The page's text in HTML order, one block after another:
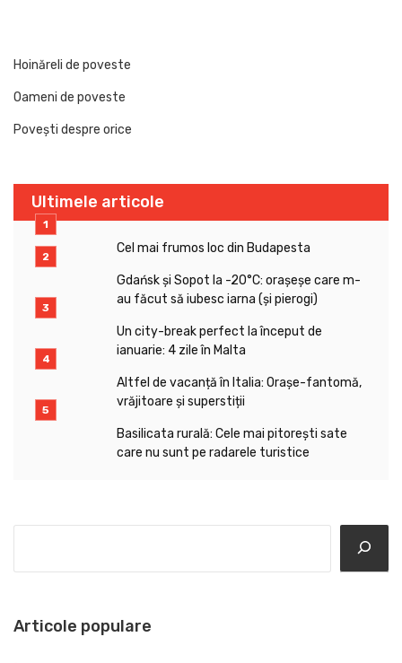
Hoinăreli de poveste
Oameni de poveste
Povești despre orice
Ultimele articole
Cel mai frumos loc din Budapesta
Gdańsk și Sopot la -20°C: orașeșe care m-
au făcut să iubesc iarna (și pierogi)
Un city-break perfect la început de
ianuarie: 4 zile în Malta
Altfel de vacanță în Italia: Orașe-fantomă,
vrăjitoare și superstiții
Basilicata rurală: Cele mai pitorești sate
care nu sunt pe radarele turistice
Articole populare